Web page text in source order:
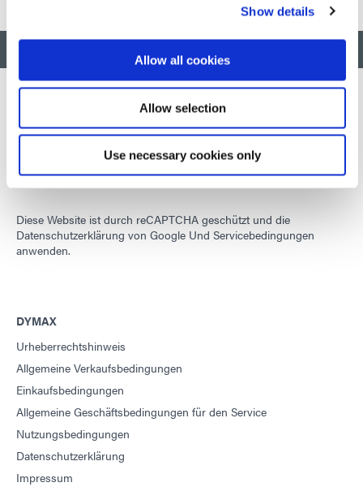
Show details
Allow all cookies
Allow selection
Use necessary cookies only
Wir entwickeln innovative, schnell härtende und lichthärtende
Materialien, Dosiergeräte und UV-/LED-Lichthärtungssysteme, um
Diese Website ist durch reCAPTCHA geschützt und die
Datenschutzerklärung von Google Und Servicebedingungen
anwenden.
DYMAX
Urheberrechtshinweis
Allgemeine Verkaufsbedingungen
Einkaufsbedingungen
Allgemeine Geschäftsbedingungen für den Service
Nutzungsbedingungen
Datenschutzerklärung
Impressum